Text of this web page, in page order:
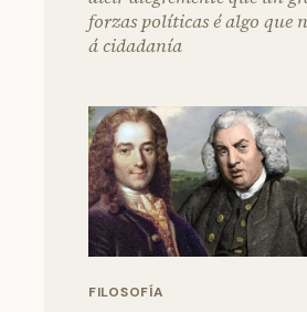
forzas políticas é algo que
á cidadanía
FILOSOFÍA